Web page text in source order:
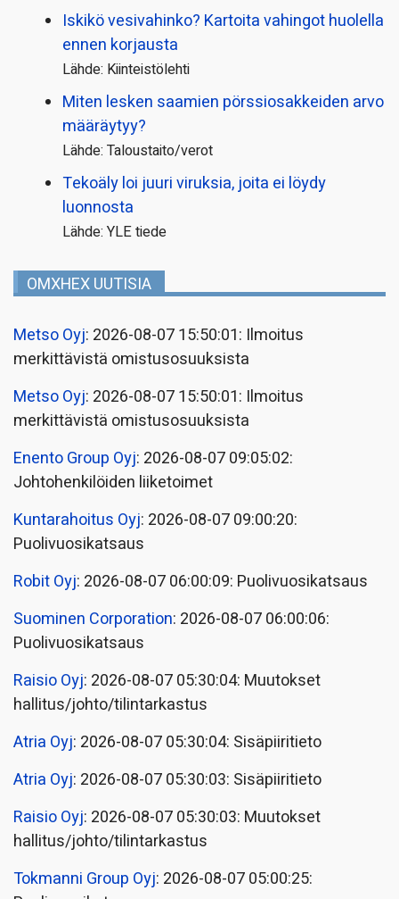
Iskikö vesivahinko? Kartoita vahingot huolella
ennen korjausta
Lähde: Kiinteistölehti
Miten lesken saamien pörssi­osakkeiden arvo
määräytyy?
Lähde: Taloustaito/verot
Tekoäly loi juuri viruksia, joita ei löydy
luonnosta
Lähde: YLE tiede
OMXHEX UUTISIA
Metso Oyj: 2026-08-07 15:50:01: Ilmoitus
merkittävistä omistusosuuksista
Metso Oyj: 2026-08-07 15:50:01: Ilmoitus
merkittävistä omistusosuuksista
Enento Group Oyj: 2026-08-07 09:05:02:
Johtohenkilöiden liiketoimet
Kuntarahoitus Oyj: 2026-08-07 09:00:20:
Puolivuosikatsaus
Robit Oyj: 2026-08-07 06:00:09: Puolivuosikatsaus
Suominen Corporation: 2026-08-07 06:00:06:
Puolivuosikatsaus
Raisio Oyj: 2026-08-07 05:30:04: Muutokset
hallitus/johto/tilintarkastus
Atria Oyj: 2026-08-07 05:30:04: Sisäpiiritieto
Atria Oyj: 2026-08-07 05:30:03: Sisäpiiritieto
Raisio Oyj: 2026-08-07 05:30:03: Muutokset
hallitus/johto/tilintarkastus
Tokmanni Group Oyj: 2026-08-07 05:00:25: